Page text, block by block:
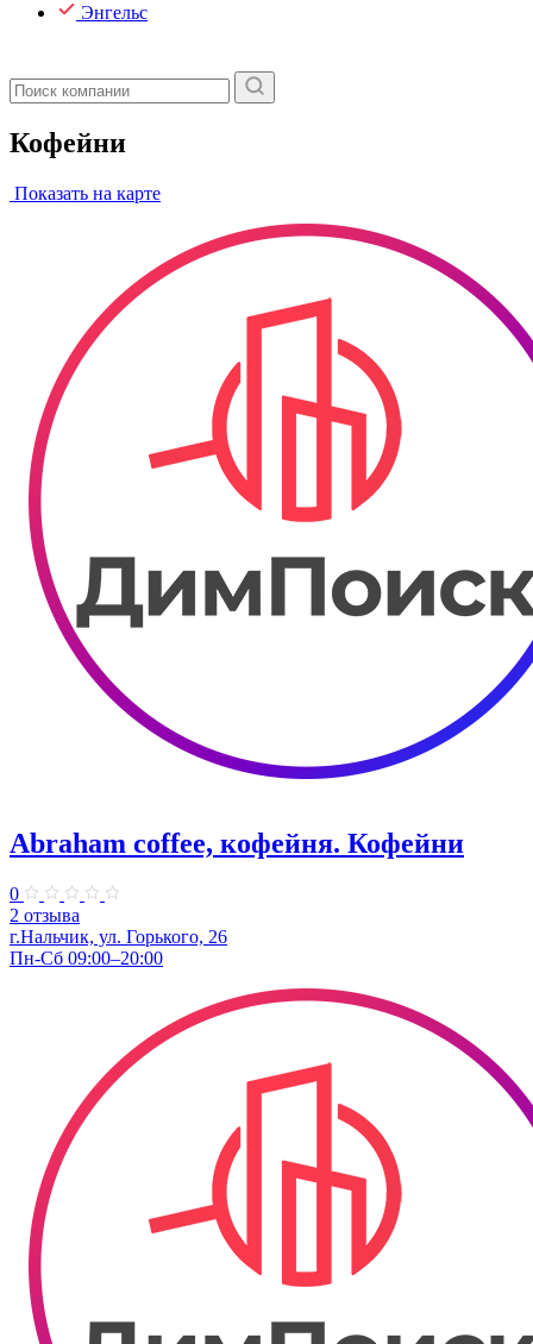
Энгельс
Кофейни
Показать на карте
Abraham coffee, кофейня. Кофейни
0
2 отзыва
г.Нальчик, ул. Горького, 26
Пн-Сб 09:00–20:00